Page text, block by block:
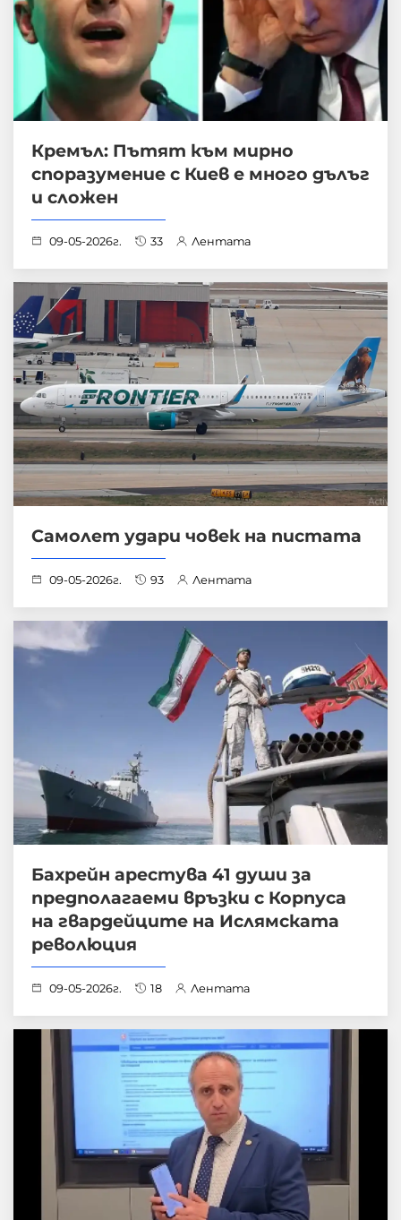
Кремъл: Пътят към мирно
споразумение с Киев е много дълъг
и сложен
09-05-2026г. 33 Лентата
Самолет удари човек на пистата
09-05-2026г. 93 Лентата
Бахрейн арестува 41 души за
предполагаеми връзки с Корпуса
на гвардейците на Ислямската
революция
09-05-2026г. 18 Лентата